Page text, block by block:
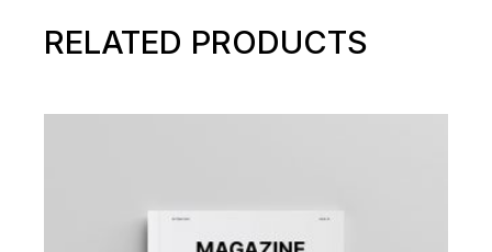
RELATED PRODUCTS